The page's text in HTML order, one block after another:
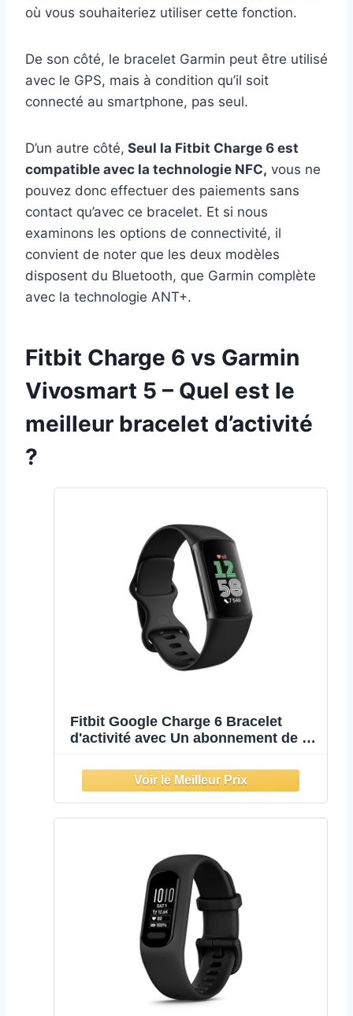
où vous souhaiteriez utiliser cette fonction.
De son côté, le bracelet Garmin peut être utilisé
avec le GPS, mais à condition qu’il soit
connecté au smartphone, pas seul.
D’un autre côté, Seul la Fitbit Charge 6 est
compatible avec la technologie NFC, vous ne
pouvez donc effectuer des paiements sans
contact qu’avec ce bracelet. Et si nous
examinons les options de connectivité, il
convient de noter que les deux modèles
disposent du Bluetooth, que Garmin complète
avec la technologie ANT+.
Fitbit Charge 6 vs Garmin
Vivosmart 5 – Quel est le
meilleur bracelet d’activité
?
Fitbit Google Charge 6 Bracelet
d'activité avec Un abonnement de 3
Inclus, 7 Jours d'autonomie de
Batterie, Noir Volcanique/Aluminium
Noir